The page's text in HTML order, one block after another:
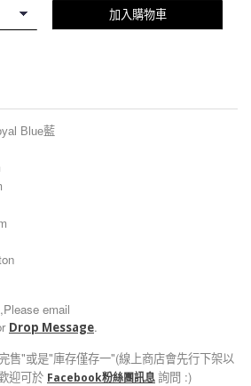
加入購物車
Blue藍
email
Drop Message.
售"或是"庫存僅存一"(線上商店會先行下架以
迎可於 Facebook粉絲團訊息詢問 :)